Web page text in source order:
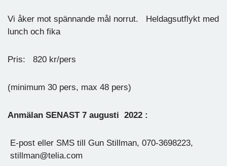
Vi åker mot spännande mål norrut. Heldagsutflykt med
lunch och fika
Pris: 820 kr/pers
(minimum 30 pers, max 48 pers)
Anmälan SENAST 7 augusti 2022 :
E-post eller SMS till Gun Stillman, 070-3698223,
stillman@telia.com